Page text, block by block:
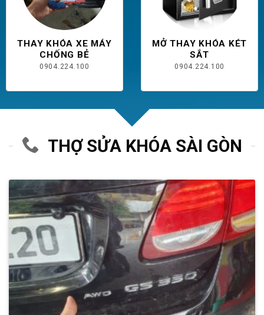
THAY KHÓA XE MÁY
CHỐNG BẺ
0904.224.100
MỞ THAY KHÓA KÉT
SẮT
0904.224.100
THỢ SỬA KHÓA SÀI GÒN